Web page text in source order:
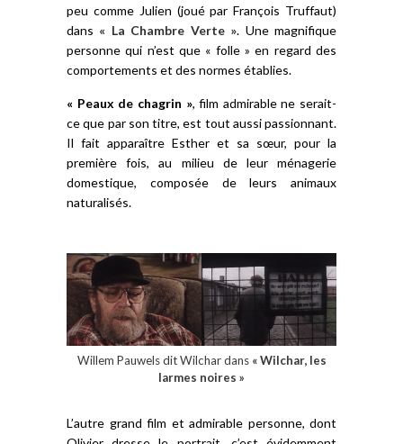
peu comme Julien (joué par François Truffaut)
dans « La Chambre Verte ». Une magnifique
personne qui n’est que « folle » en regard des
comportements et des normes établies.
« Peaux de chagrin », film admirable ne serait-
ce que par son titre, est tout aussi passionnant.
Il fait apparaître Esther et sa sœur, pour la
première fois, au milieu de leur ménagerie
domestique, composée de leurs animaux
naturalisés.
Willem Pauwels dit Wilchar dans « Wilchar, les
larmes noires »
L’autre grand film et admirable personne, dont